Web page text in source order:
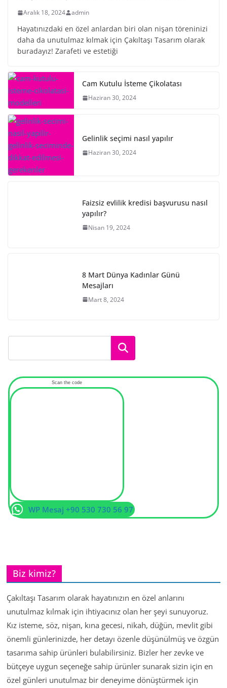
Aralık 18, 2024 admin
Hayatınızdaki en özel anlardan biri olan nişan töreninizi
daha da unutulmaz kılmak için Çakıltaşı Tasarım olarak
buradayız! Zarafeti ve estetiği
Cam Kutulu İsteme Çikolatası
Haziran 30, 2024
Gelinlik seçimi nasıl yapılır
Haziran 30, 2024
Faizsiz evlilik kredisi başvurusu nasıl
yapılır?
Nisan 19, 2024
8 Mart Dünya Kadınlar Günü
Mesajları
Mart 8, 2024
Ara
Scan the code
WP Mesaj +90 530 730 56 97
Biz kimiz?
Çakıltaşı Tasarım olarak hayatınızın en özel anlarını
unutulmaz kılmak için ihtiyacınız olan her şeyi sunuyoruz.
Kız isteme, söz, nişan, kına gecesi, nikah, düğün, mevlit gibi
önemli günlerinizde, her detayı özenle düşünülmüş ve özgün
tasarıma sahip ürünleri bulabilirsiniz. Bizler her zevke ve
bütçeye uygun seçeneğe sahip ürünler sunarak sizin için en
özel günleri unutulmaz bir deneyime dönüştürmek için